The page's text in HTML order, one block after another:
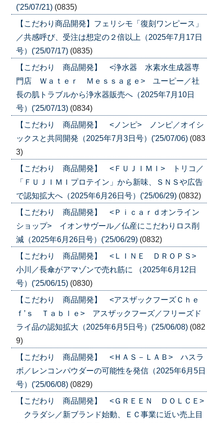
('25/07/21) (0835)
【こだわり商品開発】フェリシモ「復刻ワンピース」
／共感呼び、受注は想定の２倍以上（2025年7月17日
号）('25/07/17) (0835)
【こだわり 商品開発】 <浄水器 水素水生成器専
門店 Ｗａｔｅｒ Ｍｅｓｓａｇｅ> ユーピー／社
長の肌トラブルから浄水器販売へ（2025年7月10日
号）('25/07/13) (0834)
【こだわり 商品開発】 <ノンピ> ノンピ／オイシ
ックスと共同開発（2025年7月3日号）('25/07/06) (083
3)
【こだわり 商品開発】 <ＦＵＪＩＭＩ> トリコ／
「ＦＵＪＩＭＩプロテイン」から新味、ＳＮＳや広告
で認知拡大へ（2025年6月26日号）('25/06/29) (0832)
【こだわり 商品開発】 <Ｐｉｃａｒｄオンライン
ショップ> イオンサヴール／仏産にこだわりロス削
減（2025年6月26日号）('25/06/29) (0832)
【こだわり 商品開発】 <ＬＩＮＥ ＤＲＯＰＳ>
小川／長傘がアマゾンで売れ筋に （2025年6月12日
号）('25/06/15) (0830)
【こだわり 商品開発】 <アスザックフーズＣｈｅ
ｆ’ｓ Ｔａｂｌｅ> アスザックフーズ／フリーズド
ライ品の認知拡大（2025年6月5日号）('25/06/08) (082
9)
【こだわり 商品開発】 <ＨＡＳ－ＬＡＢ> ハスラ
ボ／レンコンパウダーの可能性を発信（2025年6月5日
号）('25/06/08) (0829)
【こだわり 商品開発】 <ＧＲＥＥＮ ＤＯＬＣＥ>
クラダシ／新ブランド始動、ＥＣ事業に近い売上目